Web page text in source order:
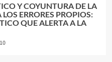
Y COYUNTURA DE LA
ERRORES PROPIOS:
QUE ALERTA A LA